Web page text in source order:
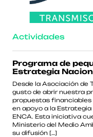
Actividades
Programa de
Estrategia
Desde la Asociación de
gusto de abrir nuestra
propuestas financiables
en apoyo a la
ENCA. Esta iniciativa
Ministerio del Medio
su difusión […]